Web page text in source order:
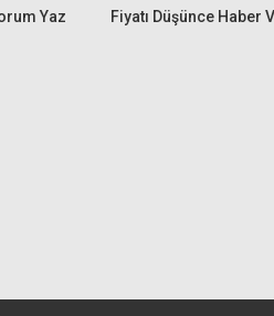
Yaz Fiyatı Düşünce Haber